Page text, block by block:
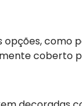
opções, como
coberto